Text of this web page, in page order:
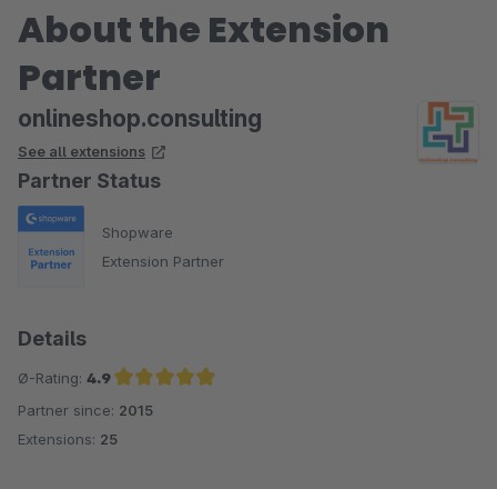
About the Extension
Partner
onlineshop.consulting
See all extensions
Partner Status
Shopware
Extension Partner
Details
Ø-Rating: 4.9
Average rating of 4.9 out of 5 stars
Partner since: 2015
Extensions: 25